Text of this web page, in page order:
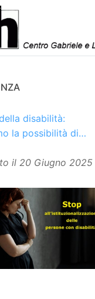
disabilità:
la possibilità di
il 20 Giugno 2025